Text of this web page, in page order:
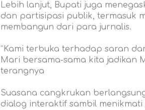
Lebih lanjut, Bupati juga
dan partisipasi publik, termasuk
membangun dari para jurnalis.
“Kami terbuka terhadap saran
Mari bersama-sama kita jadikan
terangnya
Suasana cangkrukan
dialog interaktif sambil